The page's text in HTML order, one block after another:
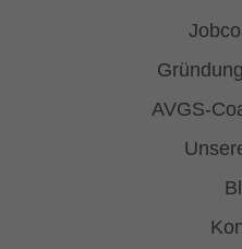
AVGS-